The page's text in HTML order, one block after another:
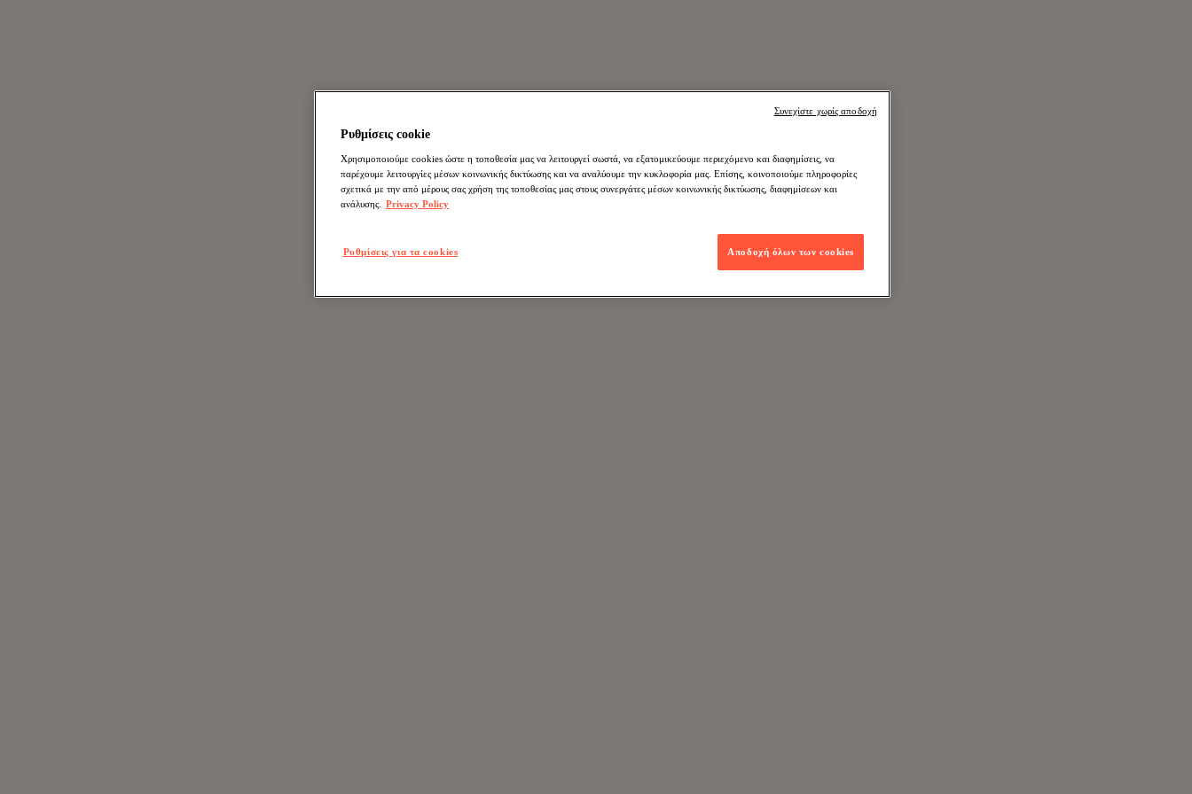
Ρυθμίσεις cookie
Χρησιμοποιούμε cookies ώστε η τοποθεσία μας να λειτουργεί σωστά, να εξατομικεύουμε περιεχόμενο και διαφημίσεις, να
παρέχουμε λειτουργίες μέσων κοινωνικής δικτύωσης και να αναλύουμε την κυκλοφορία μας. Επίσης, κοινοποιούμε πληροφορίες
σχετικά με την από μέρους σας χρήση της τοποθεσίας μας στους συνεργάτες μέσων κοινωνικής δικτύωσης, διαφημίσεων και
ανάλυσης.
Privacy Policy
Ρυθμίσεις για τα cookies Αποδοχή όλων των cookies
Συνεχίστε χωρίς αποδοχή